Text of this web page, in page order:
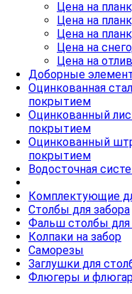
Цена на
Цена на
Цена на
Цена на
Цена на отлив
Доборные
Оцинкованная
покрытием
Оцинкованный
покрытием
Оцинкованный
покрытием
Водосточная
Комплектующие
Столбы для забора
Фальш столбы для
Колпаки на забор
Cаморезы
Заглушки для
Флюгеры и